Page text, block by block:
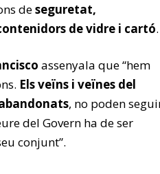
deseguretat,
de vidre i cartó.
assenyala que “hem
Els veïns i veïnes del
, no poden
del Govern ha de ser
conjunt”.